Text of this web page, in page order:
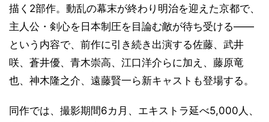
描く2部作。動乱の幕末が終わり明治を迎えた京都で、
主人公・剣心を日本制圧を目論む敵が待ち受ける――
という内容で、前作に引き続き出演する佐藤、武井
咲、蒼井優、青木崇高、江口洋介らに加え、藤原竜
也、神木隆之介、遠藤賢一ら新キャストも登場する。
同作では、撮影期間6カ月、エキストラ延べ5,000人、